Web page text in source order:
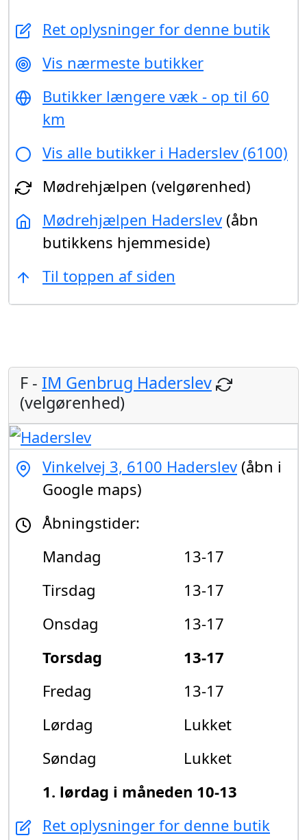
Ret oplysninger for denne butik
Vis nærmeste butikker
Butikker længere væk - op til 60
km
Vis alle butikker i Haderslev (6100)
Mødrehjælpen (velgørenhed)
Mødrehjælpen Haderslev (åbn
butikkens hjemmeside)
Til toppen af siden
F - IM Genbrug Haderslev
(velgørenhed)
Vinkelvej 3, 6100 Haderslev (åbn i
Google maps)
Åbningstider:
Mandag
13-17
Tirsdag
13-17
Onsdag
13-17
Torsdag
13-17
Fredag
13-17
Lørdag
Lukket
Søndag
Lukket
1. lørdag i måneden 10-13
Ret oplysninger for denne butik